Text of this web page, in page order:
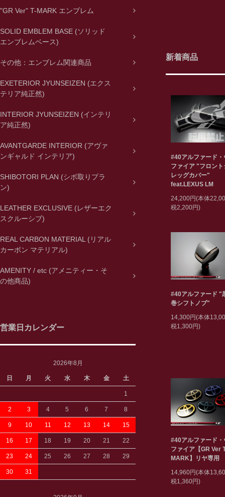
"GR Ver" T-MARK エンブレム
SOLID EMBLEM BASE (ソリッド
エンブレムベース)
その他：エンブレム関連商品
EXETERIOR JYUNSEIZEN (エクス
テリア純正然)
INTERIOR JYUNSEIZEN (インテリ
ア純正然)
AVANTGARDE INTERIOR (アヴァ
ンギャルド インテリア)
SHIBOTORI PLAN (シボ取りプラ
ン)
LEATHER EXCLUSIVE (レザーエク
スクルーシブ)
REAL CARBON MATERIAL (リアル
カーボン マテリアル)
AMENITY / etc (アメニティー・そ
の他商品)
営業日カレンダー
2026年8月
日 月 火 水 木 金 土
1
2 3 4 5 6 7 8
9 10 11 12 13 14 15
16 17 18 19 20 21 22
23 24 25 26 27 28 29
30 31
新着商品
#40アルファード・
ファイア "フロント
レッグカバー"
feat.LEXUS LM
24,200円(本体
税2,200円)
#40アルファード "
巻シフトノブ"
14,300円(本体
税1,300円)
#40アルファード・
ファイア【GR Ver
MARK】リヤ専用
14,960円(本体
税1,360円)